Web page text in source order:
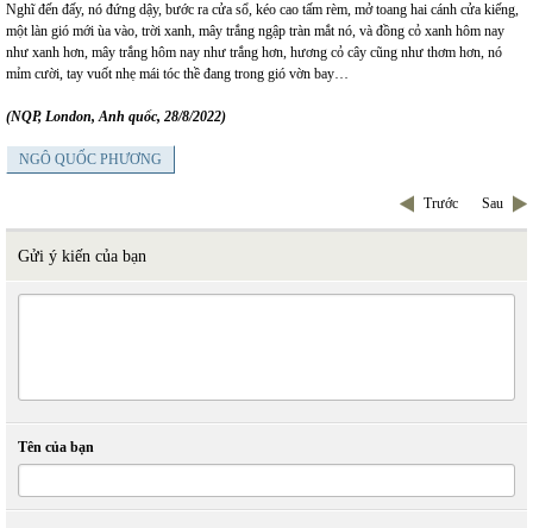
Nghĩ đến đấy, nó đứng dậy, bước ra cửa sổ, kéo cao tấm rèm, mở toang hai cánh cửa kiếng,
một làn gió mới ùa vào, trời xanh, mây trắng ngập tràn mắt nó, và đồng cỏ xanh hôm nay
như xanh hơn, mây trắng hôm nay như trắng hơn, hương cỏ cây cũng như thơm hơn, nó
mỉm cười, tay vuốt nhẹ mái tóc thề đang trong gió vờn bay…
(NQP, London, Anh quốc, 28/8/2022)
NGÔ QUỐC PHƯƠNG
Trước Sau
Gửi ý kiến của bạn
Tên của bạn